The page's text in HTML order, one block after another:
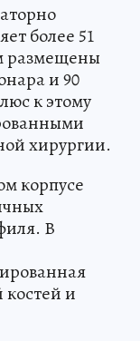
более 51
размещены
и 90
к этому
хирургии.
корпусе
В
и